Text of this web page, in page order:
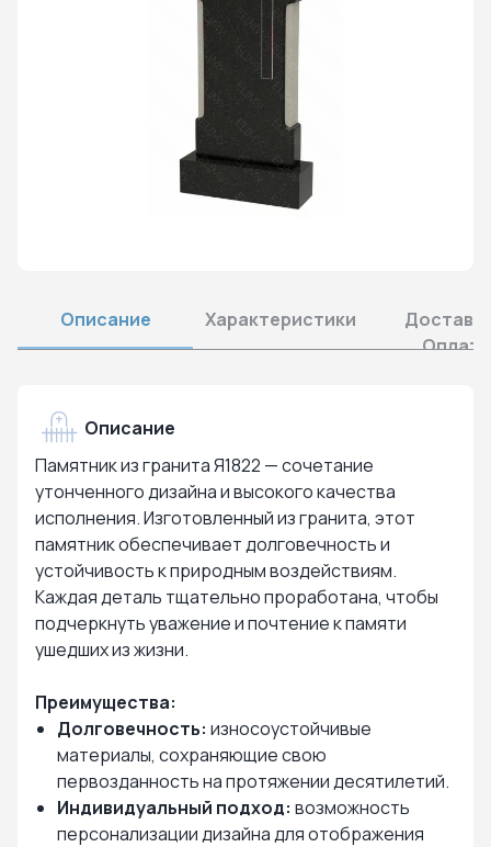
Описание Характеристики
Оплата
Описание
Памятник из гранита Я1822 — сочетание
утонченного дизайна и высокого качества
исполнения. Изготовленный из гранита, этот
памятник обеспечивает долговечность и
устойчивость к природным воздействиям.
Каждая деталь тщательно проработана, чтобы
подчеркнуть уважение и почтение к памяти
ушедших из жизни.
Преимущества:
Долговечность: износоустойчивые
материалы, сохраняющие свою
первозданность на протяжении десятилетий.
Индивидуальный подход: возможность
персонализации дизайна для отображения